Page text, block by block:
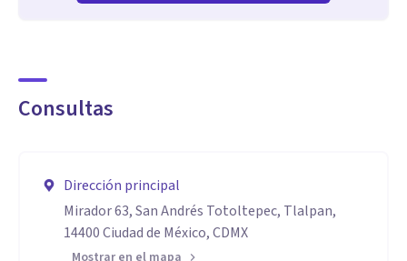
Consultas
Dirección principal
Mirador 63, San Andrés Totoltepec, Tlalpan,
14400 Ciudad de México, CDMX
Mostrar en el mapa